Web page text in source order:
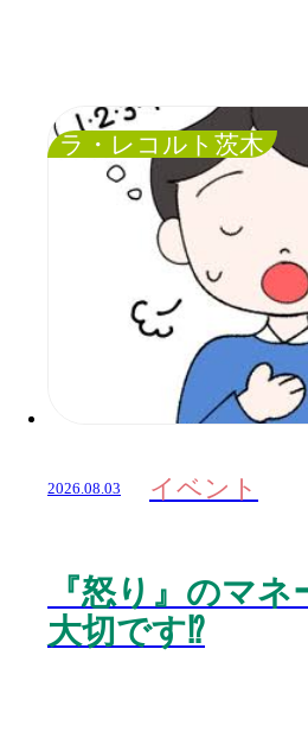
ラ・レコルト茨木
2026.08.03 イベント
『怒り』のマ
大切です⁉️